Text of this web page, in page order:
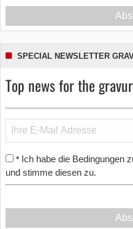
SPECIAL NEWSLETTER
Top news for the
* Ich habe die Bedingungen
und stimme diesen zu.